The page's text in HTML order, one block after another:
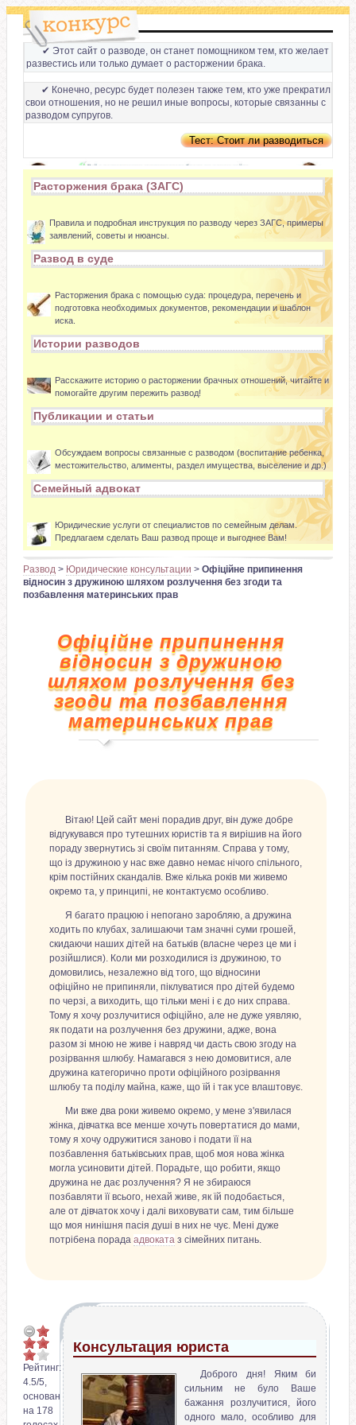
✔ Этот сайт о разводе, он станет помощником тем, кто желает
развестись или только думает о расторжении брака.
✔ Конечно, ресурс будет полезен также тем, кто уже прекратил
свои отношения, но не решил иные вопросы, которые связанны с
разводом супругов.
Расторжения брака (ЗАГС)
Правила и подробная инструкция по разводу через ЗАГС, примеры
заявлений, советы и нюансы.
Развод в суде
Расторжения брака с помощью суда: процедура, перечень и
подготовка необходимых документов, рекомендации и шаблон
иска.
Истории разводов
Расскажите историю о расторжении брачных отношений, читайте и
помогайте другим пережить развод!
Публикации и статьи
Обсуждаем вопросы связанные с разводом (воспитание ребенка,
местожительство, алименты, раздел имущества, выселение и др.)
Семейный адвокат
Юридические услуги от специалистов по семейным делам.
Предлагаем сделать Ваш развод проще и выгоднее Вам!
Развод > Юридические консультации > Офіційне припинення
відносин з дружиною шляхом розлучення без згоди та
позбавлення материнських прав
Офіційне припинення
відносин з дружиною
шляхом розлучення без
згоди та позбавлення
материнських прав
Вітаю! Цей сайт мені порадив друг, він дуже добре
відгукувався про тутешних юристів та я вирішив на його
пораду звернутись зі своїм питанням. Справа у тому,
що із дружиною у нас вже давно немає нічого спільного,
крім постійних скандалів. Вже кілька років ми живемо
окремо та, у принципі, не контактуємо особливо.
Я багато працюю і непогано заробляю, а дружина
ходить по клубах, залишаючи там значні суми грошей,
скидаючи наших дітей на батьків (власне через це ми і
розійшлися). Коли ми розходилися із дружиною, то
домовились, незалежно від того, що відносини
офіційно не припиняли, піклуватися про дітей будемо
по черзі, а виходить, що тільки мені і є до них справа.
Тому я хочу розлучитися офіційно, але не дуже уявляю,
як подати на розлучення без дружини, адже, вона
разом зі мною не живе і навряд чи дасть свою згоду на
розірвання шлюбу. Намагався з нею домовитися, але
дружина категорично проти офіційного розірвання
шлюбу та поділу майна, каже, що їй і так усе влаштовує.
Ми вже два роки живемо окремо, у мене з'явилася
жінка, дівчатка все менше хочуть повертатися до мами,
тому я хочу одружитися заново і подати її на
позбавлення батьківських прав, щоб моя нова жінка
могла усиновити дітей. Порадьте, що робити, якщо
дружина не дає розлучення? Я не збираюся
позбавляти її всього, нехай живе, як їй подобається,
але от дівчаток хочу і далі виховувати сам, тим більше
що моя нинішня пасія душі в них не чує. Мені дуже
потрібена порада адвоката з сімейних питань.
Консультация юриста
Доброго дня! Яким би
сильним не було Ваше
бажання розлучитися, його
одного мало, особливо для
Рейтинг:
4.5/5,
основан
на 178